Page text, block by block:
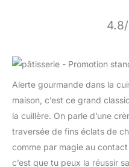
Alerte gourmande dans la
maison, c’est ce grand
la cuillère. On parle d’une
traversée de fins éclats de
comme par magie au
c’est que tu peux la réussir